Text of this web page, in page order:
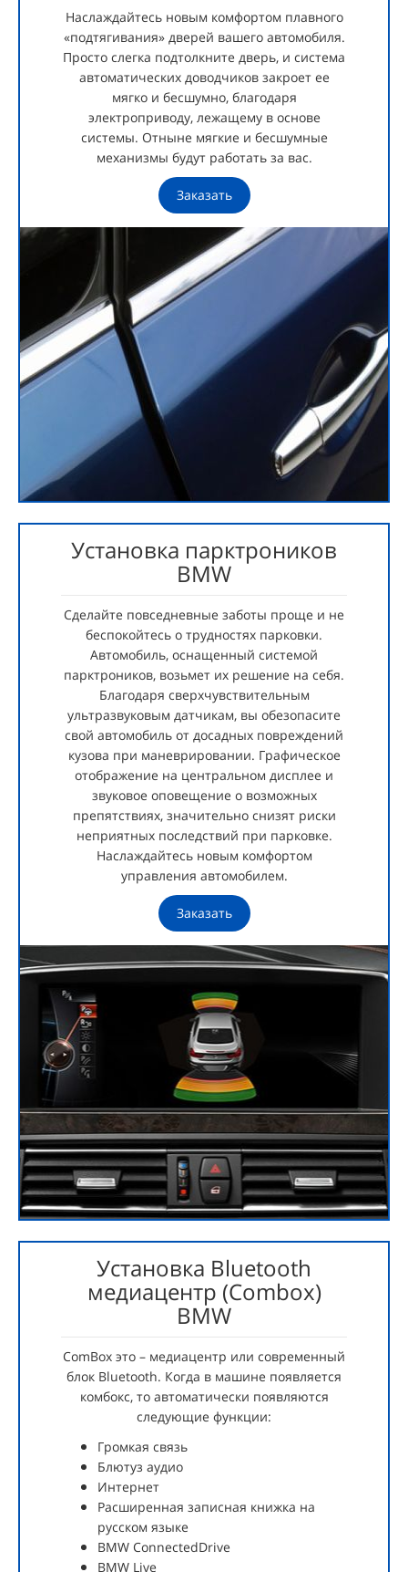
Наслаждайтесь новым комфортом плавного
«подтягивания» дверей вашего автомобиля.
Просто слегка подтолкните дверь, и система
автоматических доводчиков закроет ее
мягко и бесшумно, благодаря
электроприводу, лежащему в основе
системы. Отныне мягкие и бесшумные
механизмы будут работать за вас.
Заказать
Установка парктроников
BMW
Сделайте повседневные заботы проще и не
беспокойтесь о трудностях парковки.
Автомобиль, оснащенный системой
парктроников, возьмет их решение на себя.
Благодаря сверхчувствительным
ультразвуковым датчикам, вы обезопасите
свой автомобиль от досадных повреждений
кузова при маневрировании. Графическое
отображение на центральном дисплее и
звуковое оповещение о возможных
препятствиях, значительно снизят риски
неприятных последствий при парковке.
Наслаждайтесь новым комфортом
управления автомобилем.
Заказать
Установка Bluetooth
медиацентр (Combox)
BMW
ComBox это – медиацентр или современный
блок Bluetooth. Когда в машине появляется
комбокс, то автоматически появляются
следующие функции:
Громкая связь
Блютуз аудио
Интернет
Расширенная записная книжка на
русском языке
BMW ConnectedDrive
BMW Live